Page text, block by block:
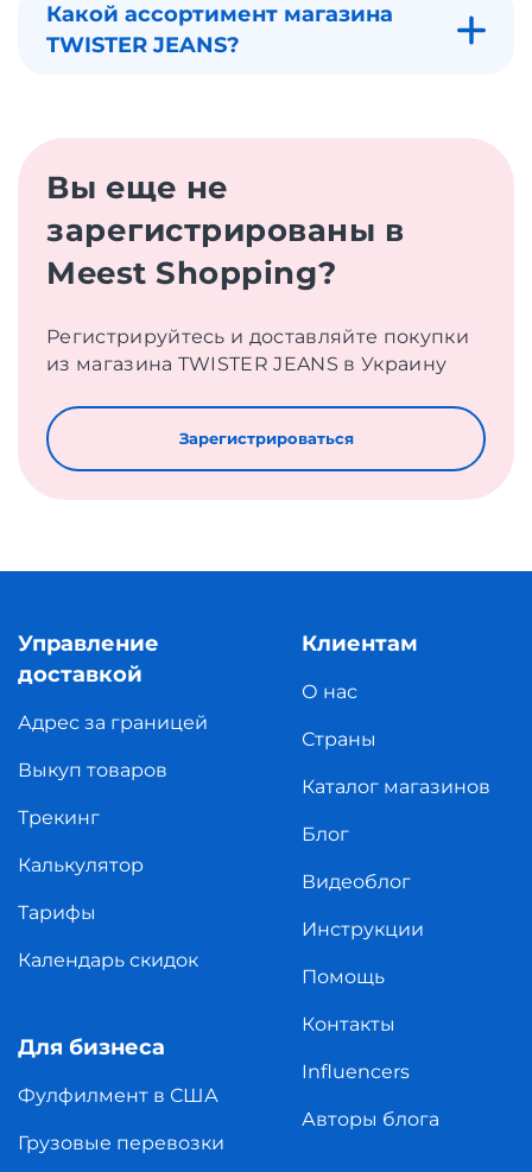
Какой ассортимент магазина
TWISTER JEANS?
Вы еще не
зарегистрированы в
Meest Shopping?
Регистрируйтесь и доставляйте покупки
из магазина TWISTER JEANS в Украину
Зарегистрироваться
Управление
доставкой
Адрес за границей
Выкуп товаров
Трекинг
Калькулятор
Тарифы
Календарь скидок
Для бизнеса
Фулфилмент в США
Грузовые перевозки
Клиентам
О нас
Страны
Каталог магазинов
Блог
Видеоблог
Инструкции
Помощь
Контакты
Influencers
Авторы блога